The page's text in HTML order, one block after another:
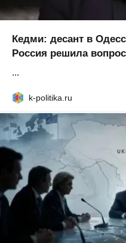
Кедми: десант в
Россия решила
...
k-politika.ru